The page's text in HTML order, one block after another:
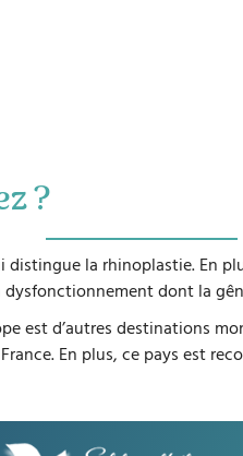
?
la rhinoplastie. En
dont la
est d’autres destinations
En plus, ce pays est